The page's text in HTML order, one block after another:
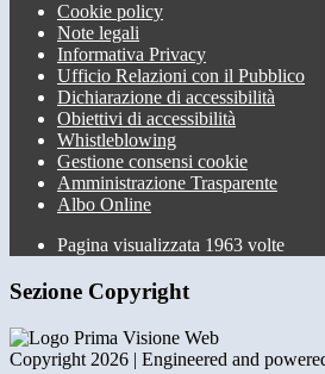
Cookie policy
Note legali
Informativa Privacy
Ufficio Relazioni con il Pubblico
Dichiarazione di accessibilità
Obiettivi di accessibilità
Whistleblowing
Gestione consensi cookie
Amministrazione Trasparente
Albo Online
Pagina visualizzata 1963 volte
Sezione Copyright
Copyright 2026 | Engineered and